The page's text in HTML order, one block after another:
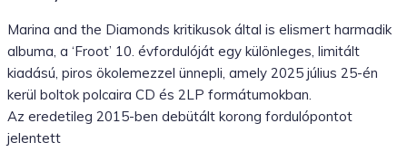
Marina and the Diamonds kritikusok által is elismert harmadik
albuma, a ‘Froot’ 10. évfordulóját egy különleges, limitált
kiadású, piros ökolemezzel ünnepli, amely 2025 július 25-én
kerül boltok polcaira CD és 2LP formátumokban.
Az eredetileg 2015-ben debütált korong fordulópontot
jelentett